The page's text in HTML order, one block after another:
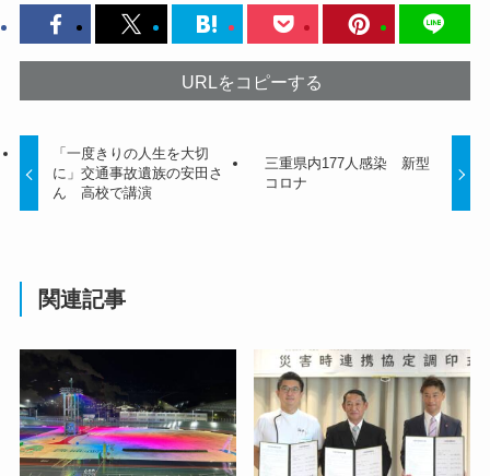
URLをコピーする
「一度きりの人生を大切
に」交通事故遺族の安田さ
ん 高校で講演
三重県内177人感染 新型
コロナ
関連記事